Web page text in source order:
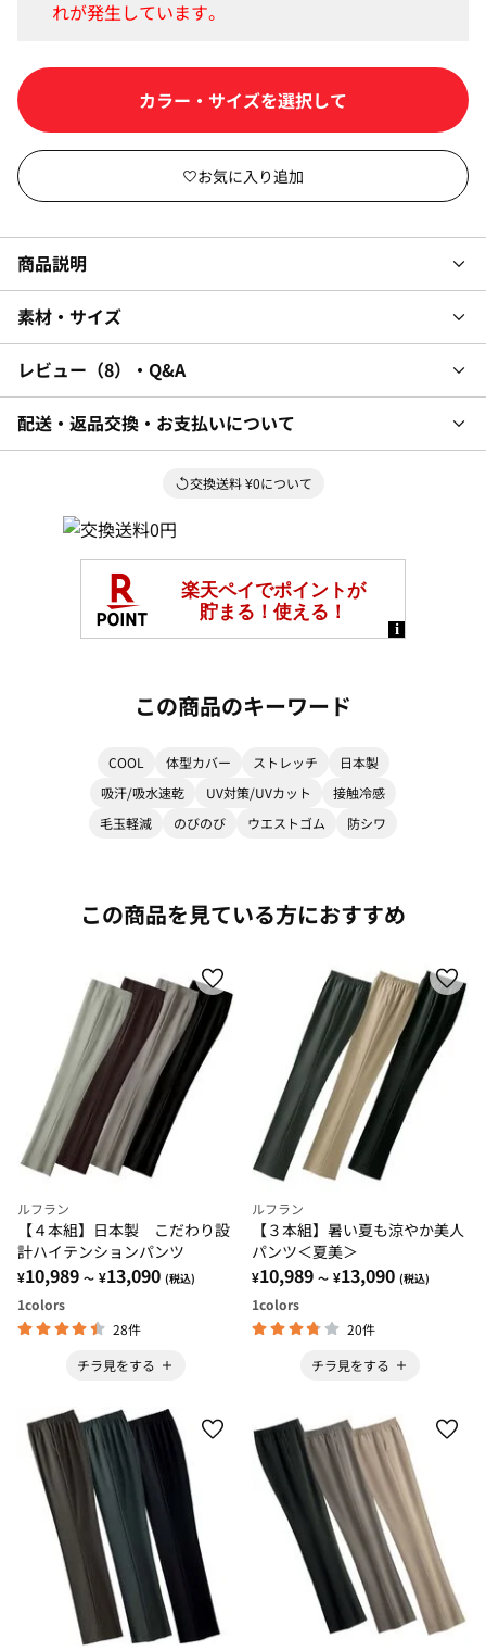
商品説明
素材・サイズ
レビュー 8 ・Q&A
配送・返品交換・お支払いについて
交換送料 ¥0について
この商品のキーワード
COOL 体型カバー ストレッチ
日本製
吸汗/吸水速乾
UV対策/UVカット
接触冷感
毛玉軽減
のびのび ウエストゴム 防シワ
この商品を見ている方におすすめ
ルフラン
【４本組】日本製 こだわり設
計ハイテンションパンツ
¥10,989 ～ ¥13,090 (税込)
1colors
28件
チラ見をする
ルフラン
【３本組】暑い夏も涼やか美人
パンツ＜夏美＞
¥10,989 ～ ¥13,090 (税込)
1colors
20件
チラ見をする